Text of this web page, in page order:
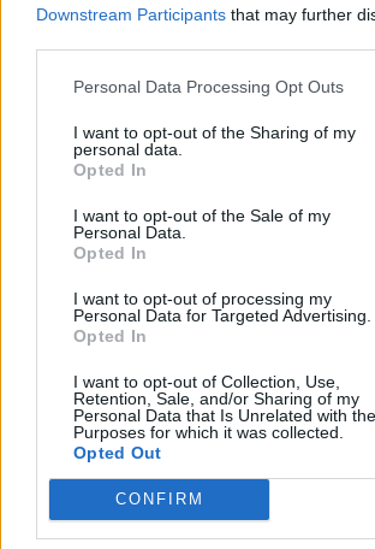
Downstream Participants that may further
Personal Data Processing Opt Outs
I want to opt-out of the Sharing of my
personal data.
Opted In
I want to opt-out of the Sale of my
Personal Data.
Opted In
I want to opt-out of processing my
Personal Data for Targeted Advertising.
Opted In
I want to opt-out of Collection, Use,
Retention, Sale, and/or Sharing of my
Personal Data that Is Unrelated with the
Purposes for which it was collected.
Opted Out
CONFIRM
ulkomaanmatkan vuoksi
5
VIIHDEUUTISET
Suolikaasun tuoksu